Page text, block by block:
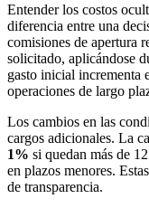
Entender los costos
diferencia entre una
comisiones de apertura
solicitado, aplicándose
gasto inicial incrementa
operaciones de largo
Los cambios en las
cargos adicionales. La
1% si quedan más de 12
en plazos menores.
de transparencia.